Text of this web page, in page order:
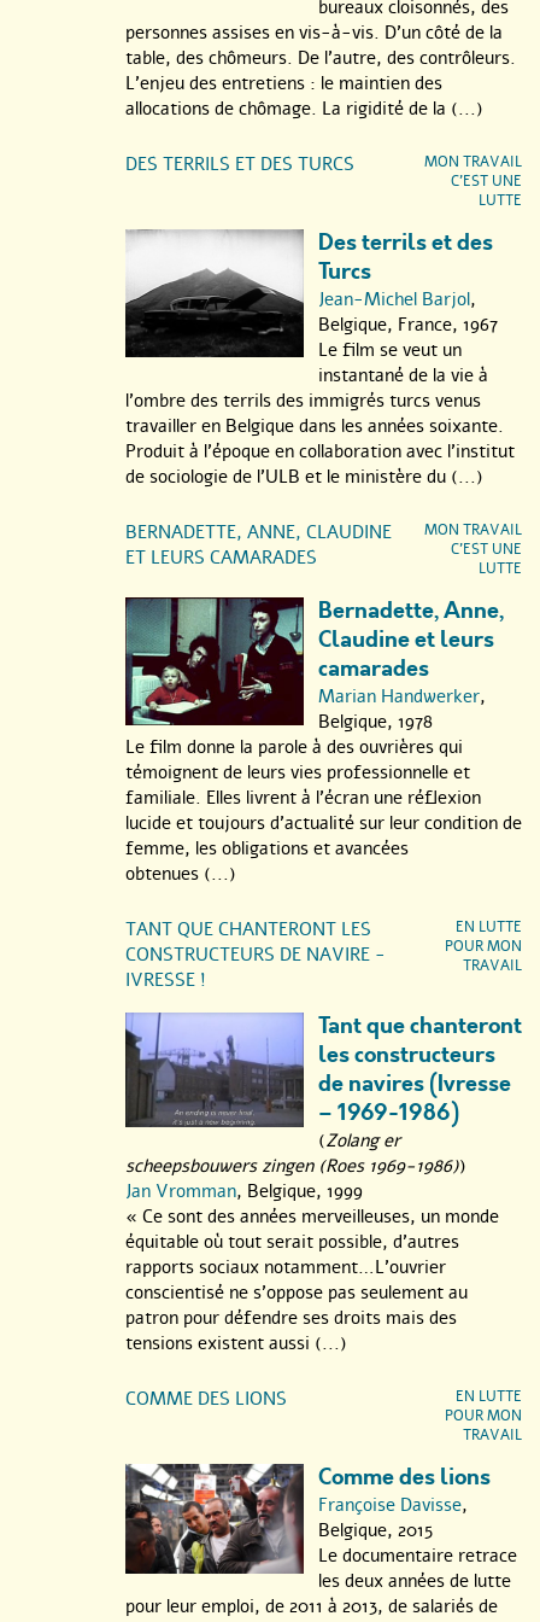
(1999), Françoise Davisse aux côtés des
salariés de PSA-Peugeot dansComme des Lions (2015), Luc
Joulé et Sébastien Jousse avec ceux de la SNCF dansCheminots
replonger dans l’histoire sociale de la Belgique, avec deux films
de patrimoine saisissants : l’un revient sur les conditions de vie
– 1967), l’autre est un film militant qui interroge la
place des femmes dans le monde du travail (Bernadette, Anne,
Claudine et leurs camarades- 1978).
Bon visionnage, on vous promet de beaux échanges avec votre
entourage autour des films...
bureaux cloisonnés, des
personnes assises en vis-à-vis. D’un côté de la
table, des chômeurs. De l’autre, des contrôleurs.
L’enjeu des entretiens : le maintien des
allocations de chômage. La rigidité de la (...)
DES TERRILS ET DES TURCS
MON TRAVAIL
C’EST UNE
LUTTE
Des terrils et des
Turcs
Jean-Michel Barjol,
Belgique, France, 1967
Le film se veut un
instantané de la vie à
l’ombre des terrils des immigrés turcs venus
travailler en Belgique dans les années soixante.
Produit à l’époque en collaboration avec l’institut
de sociologie de l’ULB et le ministère du (...)
BERNADETTE, ANNE, CLAUDINE
ET LEURS CAMARADES
MON TRAVAIL
C’EST UNE
LUTTE
Bernadette, Anne,
Claudine et leurs
camarades
Marian Handwerker,
Belgique, 1978
Le film donne la parole à des ouvrières qui
témoignent de leurs vies professionnelle et
familiale. Elles livrent à l’écran une réflexion
lucide et toujours d’actualité sur leur condition de
femme, les obligations et avancées
obtenues (...)
TANT QUE CHANTERONT LES
CONSTRUCTEURS DE NAVIRE -
IVRESSE !
EN LUTTE
POUR MON
TRAVAIL
Tant que chanteront
les constructeurs
de navires (Ivresse
– 1969-1986)
(Zolang er
scheepsbouwers zingen (Roes 1969-1986))
Jan Vromman, Belgique, 1999
« Ce sont des années merveilleuses, un monde
équitable où tout serait possible, d’autres
rapports sociaux notamment…L’ouvrier
conscientisé ne s’oppose pas seulement au
patron pour défendre ses droits mais des
tensions existent aussi (...)
COMME DES LIONS
EN LUTTE
POUR MON
TRAVAIL
Comme des lions
Françoise Davisse,
Belgique, 2015
Le documentaire retrace
les deux années de lutte
pour leur emploi, de 2011 à 2013, de salariés de